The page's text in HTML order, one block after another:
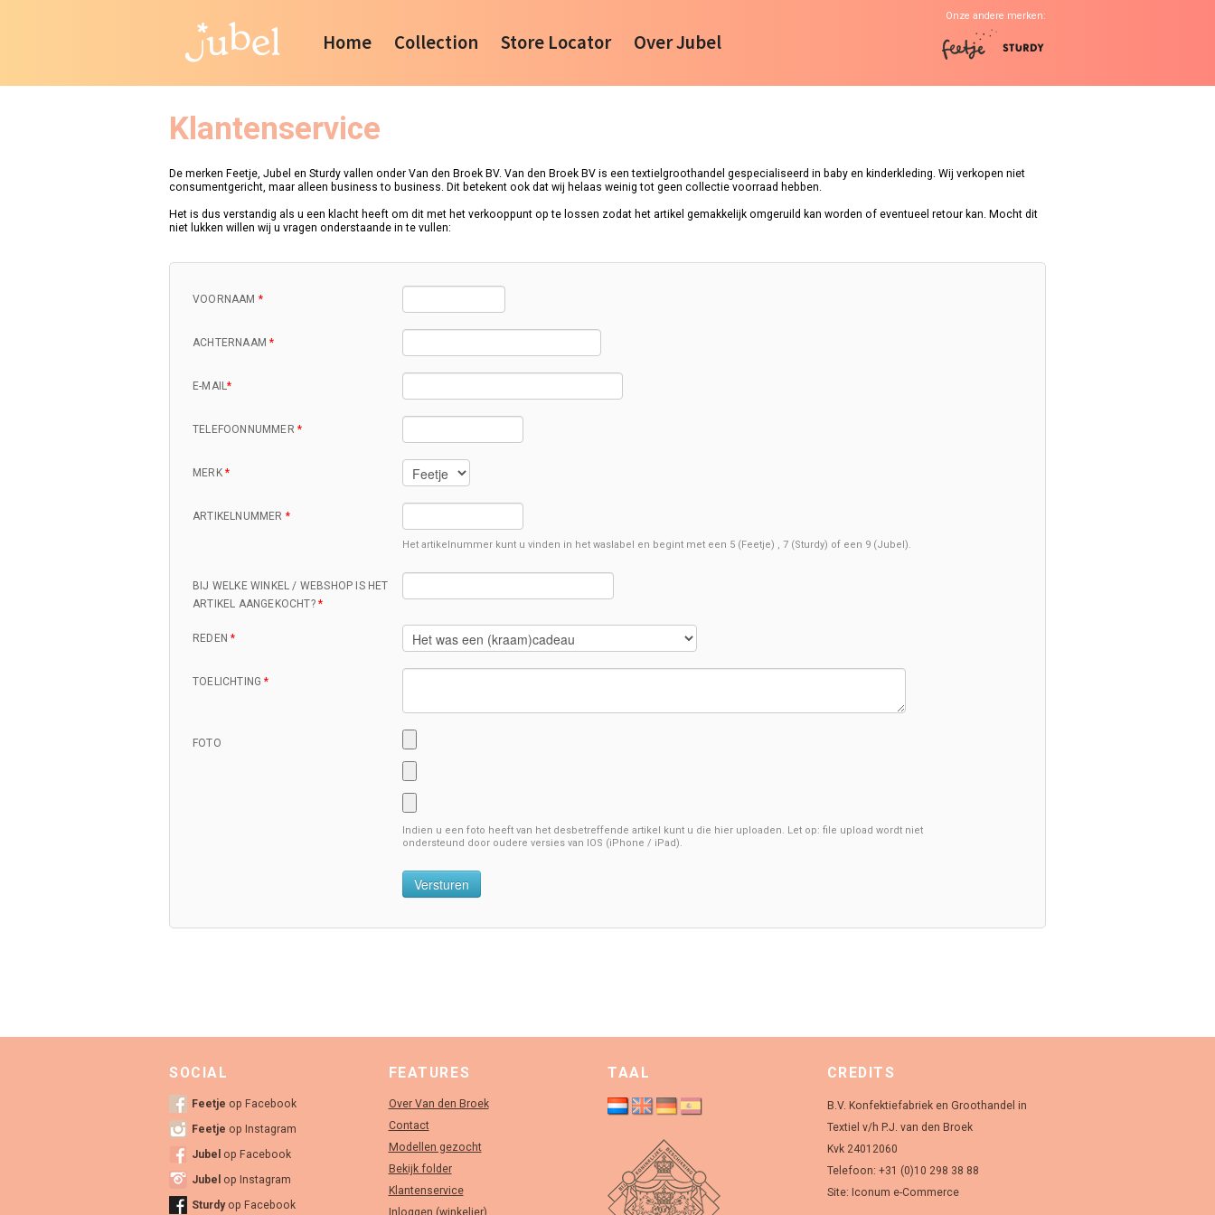
Home Collection Store Locator Over Jubel
Onze andere merken:
Klantenservice
De merken Feetje, Jubel en Sturdy vallen onder Van den Broek BV. Van den Broek BV is een textielgroothandel gespecialiseerd in baby en kinderkleding. Wij verkopen niet
consumentgericht, maar alleen business to business. Dit betekent ook dat wij helaas weinig tot geen collectie voorraad hebben.
Het is dus verstandig als u een klacht heeft om dit met het verkooppunt op te lossen zodat het artikel gemakkelijk omgeruild kan worden of eventueel retour kan. Mocht dit
niet lukken willen wij u vragen onderstaande in te vullen:
VOORNAAM *
ACHTERNAAM*
E-MAIL*
TELEFOONNUMMER *
MERK *
ARTIKELNUMMER *
Het artikelnummer kunt u vinden in het waslabel en begint met een 5 (Feetje) , 7 (Sturdy) of een 9 (Jubel).
BIJ WELKE WINKEL / WEBSHOP IS HET
ARTIKEL AANGEKOCHT? *
REDEN*
TOELICHTING*
FOTO
Indien u een foto heeft van het desbetreffende artikel kunt u die hier uploaden. Let op: file upload wordt niet
ondersteund door oudere versies van IOS (iPhone / iPad).
Versturen
SOCIAL
Feetje op Facebook
Feetje op Instagram
Jubel op Facebook
Jubel op Instagram
Sturdyop Facebook
FEATURES
Over Van den Broek
Contact
Modellen gezocht
Bekijk folder
Klantenservice
Inloggen (winkelier)
TAAL CREDITS
B.V. Konfektiefabriek en Groothandel in
Textiel v/h P.J. van den Broek
Kvk 24012060
Telefoon: +31 (0)10 298 38 88
Site: Iconum e-Commerce